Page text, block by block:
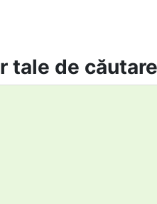
tale de căutare